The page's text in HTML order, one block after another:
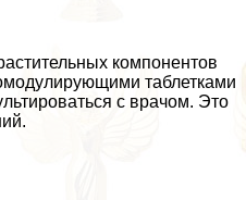
компонентов
таблетками
с врачом. Это